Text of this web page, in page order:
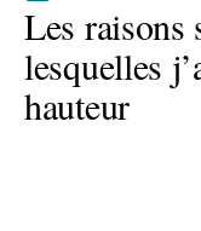
Les raisons
lesquelles
hauteur